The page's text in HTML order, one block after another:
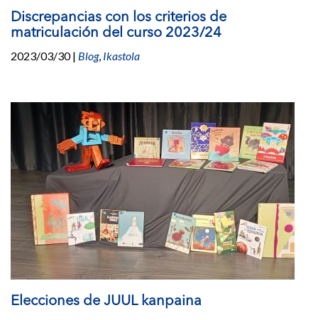
Discrepancias con los criterios de
matriculación del curso 2023/24
2023/03/30| Blog, Ikastola
Elecciones de JUUL kanpaina